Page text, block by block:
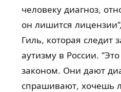
человеку диагноз,
он лишится
Гиль, которая следит
аутизму в России.
законом. Они дают
спрашивают, хочешь